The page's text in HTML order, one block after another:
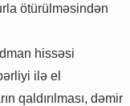
ötürülməsindən
hissəsi
ilə el
qaldırılması, dəmir